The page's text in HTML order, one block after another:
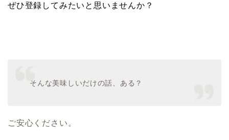
ぜひ登録してみたいと思いませんか？
そんな美味しいだけの話、ある？
ご安心ください。